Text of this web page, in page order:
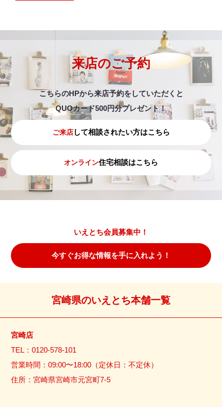
来店のご予約
こちらのHPから来店予約をしていただくと
QUOカード500円分プレゼント！
ご来店して相談されたい方はこちら
オンライン住宅相談はこちら
いえとち会員募集中！
今すぐお得な情報を手に入れよう！
宮崎県のいえとち本舗一覧
宮崎店
TEL：0120-578-101
営業時間：09:00〜18:00（定休日：不定休）
住所：宮崎県宮崎市元宮町7-5